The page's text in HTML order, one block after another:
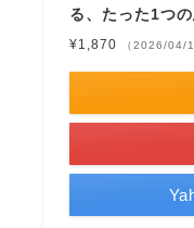
る、たった1つ
¥1,870 （2026/04/